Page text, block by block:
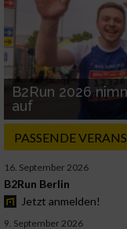
B2Run 2026
auf
PASSENDE
16. September 2026
B2Run Berlin
Jetzt anmelden!
9. September 2026